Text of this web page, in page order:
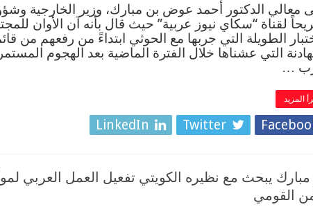
معالي الدكتور أحمد عوض بن مبارك، وزير الخارجية
لقناة “سكاي نيوز عربية” حيث قال بأنه آن الأوان
الطويلة التي جربها مع الحوثي ابتداءً من رفعهم من
التي عشناها خلال الفترة الماضية بعد الهجوم
…
المزيد
Twitter
LinkedIn
يبحث مع نظيره الكويتي تفعيل العمل العربي
القومي